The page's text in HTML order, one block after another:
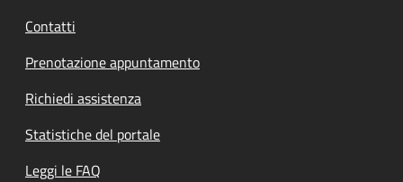
Contatti
Prenotazione appuntamento
Richiedi assistenza
Statistiche del portale
Leggi le FAQ